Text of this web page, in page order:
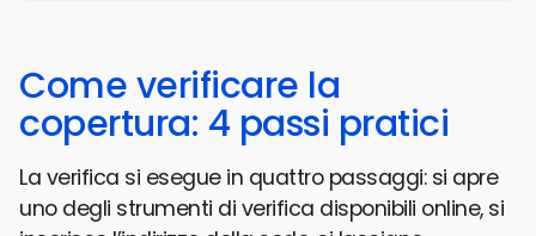
Come verificare la
copertura: 4 passi pratici
La verifica si esegue in quattro passaggi: si apre
uno degli strumenti di verifica disponibili online, si